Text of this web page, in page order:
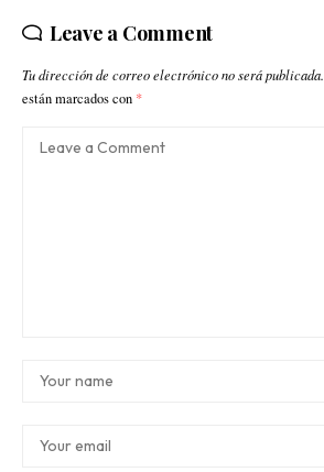
Leave a Comment
Tu dirección de correo electrónico no será publicada.
están marcados con *